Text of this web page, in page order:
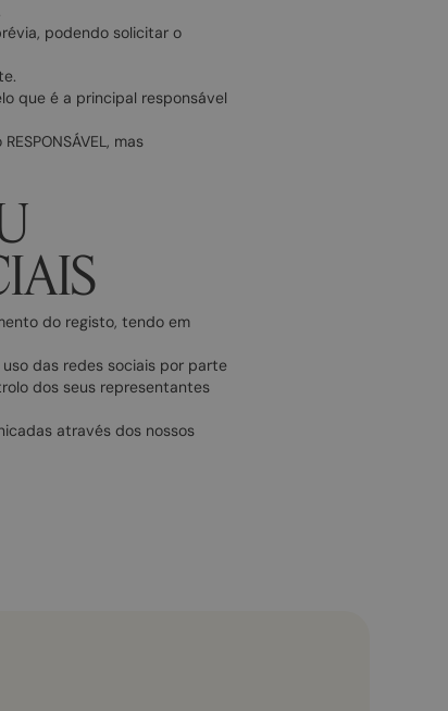
podendo solicitar o
que é a principal responsável
mas
do registo, tendo em
uso das redes sociais por parte
dos seus representantes
através dos nossos